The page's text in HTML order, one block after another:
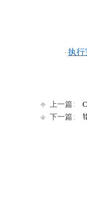
· 执行
上一篇：
下一篇：